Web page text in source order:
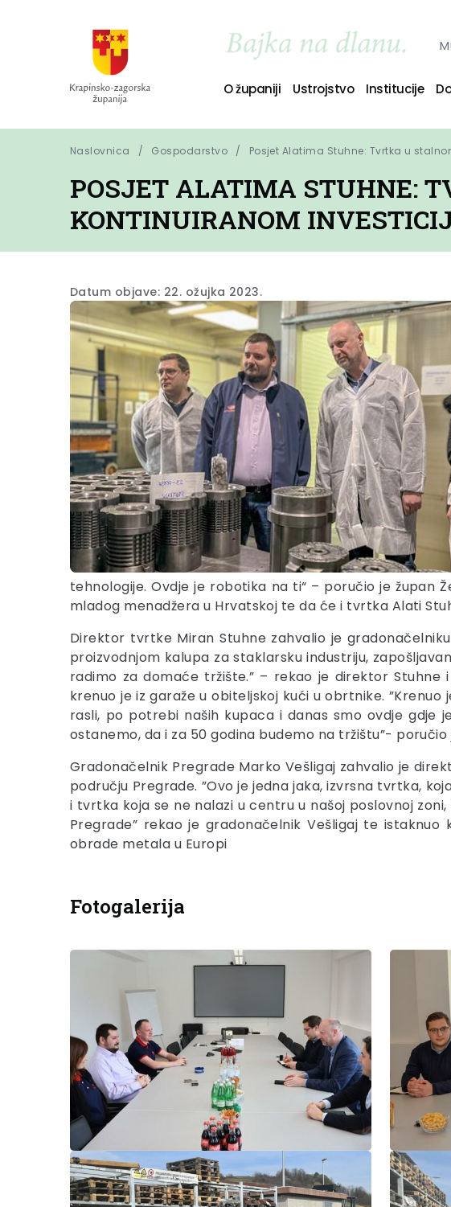
O županiji Ustrojstvo Institucije
Naslovnica Gospodarstvo Posjet Alatima Stuhne: Tvrtka u
POSJET ALATIMA STUHNE:
KONTINUIRANOM
Datum objave: 22. ožujka 2023.
tehnologije. Ovdje je robotika na ti“ – poručio je župan
mladog menadžera u Hrvatskoj te da će i tvrtka Alati
Direktor tvrtke Miran Stuhne zahvalio je
proizvodnjom kalupa za staklarsku industriju,
radimo za domaće tržište.” – rekao je direktor Stuhne
krenuo je iz garaže u obiteljskoj kući u obrtnike.
rasli, po potrebi naših kupaca i danas smo ovdje
ostanemo, da i za 50 godina budemo na tržištu”-
Gradonačelnik Pregrade Marko Vešligaj zahvalio je
području Pregrade. ”Ovo je jedna jaka, izvrsna tvrtka,
i tvrtka koja se ne nalazi u centru u našoj poslovnoj
Pregrade” rekao je gradonačelnik Vešligaj te
obrade metala u Europi
Fotogalerija